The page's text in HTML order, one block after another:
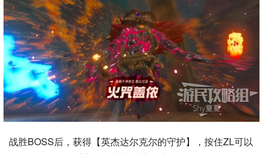
战胜BOSS后，获得【英杰达尔克尔的守护】，按住ZL可以